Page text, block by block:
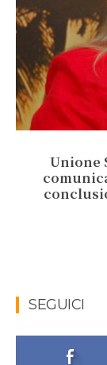
Unione
SEGUICI